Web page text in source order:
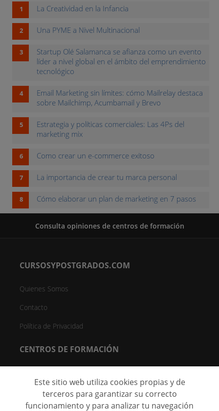
La Creatividad en la Infancia
Una PYME a Nivel Multinacional
Startup Olé Salamanca se afianza como un evento
líder a nivel global en el ámbito del emprendimiento
tecnológico
Email Marketing sin límites: cómo Mailrelay destaca
sobre Mailchimp, Acumbamail y Brevo
Estrategia y políticas comerciales: Las 4Ps del
marketing mix
Como crear un e-commerce exitoso
La importancia de crear tu marca personal
Cómo elaborar un plan de marketing en 7 pasos
Consulta opiniones de centros de formación
CURSOSYPOSTGRADOS.COM
Quienes Somos
Contacto
Política de Privacidad
CENTROS DE FORMACIÓN
Registrar Centro (FREE)
Este sitio web utiliza cookies propias y de
terceros para garantizar su correcto
funcionamiento y para analizar tu navegación